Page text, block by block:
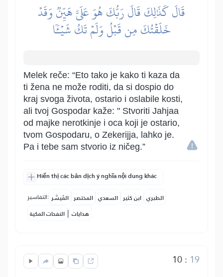
قَالَ كَذَٰلِكَ قَالَ رَبُّكَ هُوَ عَلَيَّ هَيِّنٞ وَقَدۡ
خَلَقۡتُكَ مِن قَبۡلُ وَلَمۡ تَكُ شَيۡـٔٗا
Melek reče: “Eto tako je kako ti kaza da
ti žena ne može roditi, da si dospio do
kraj svoga života, ostario i oslabile kosti,
ali tvoj Gospodar kaže: " Stvoriti Jahjaa
od majke nerotkinje i oca koji je ostario,
tvom Gospodaru, o Zekerijja, lahko je.
Pa i tebe sam stvorio iz ničeg.”
Hiển thị các bản dịch ý nghĩa nội dung khác
التفاسير: المُيسَّر المختصر السعدي ابن كثير الطبري
النفحات المكية | هدايات
10: 19